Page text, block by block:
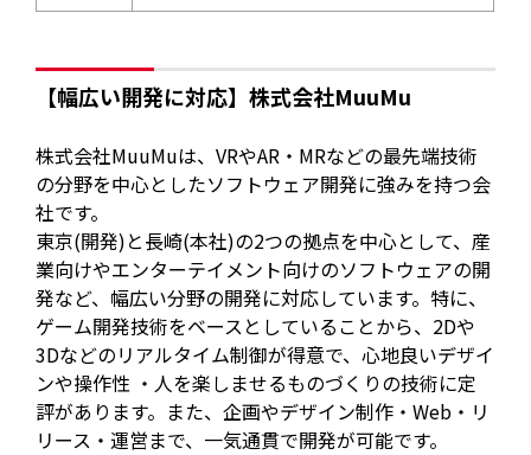
【幅広い開発に対応】株式会社MuuMu
株式会社MuuMuは、VRやAR・MRなどの最先端技術
の分野を中心としたソフトウェア開発に強みを持つ会
社です。
東京(開発)と長崎(本社)の2つの拠点を中心として、産
業向けやエンターテイメント向けのソフトウェアの開
発など、幅広い分野の開発に対応しています。特に、
ゲーム開発技術をベースとしていることから、2Dや
3Dなどのリアルタイム制御が得意で、心地良いデザイ
ンや操作性 ・人を楽しませるものづくりの技術に定
評があります。また、企画やデザイン制作・Web・リ
リース・運営まで、一気通貫で開発が可能です。